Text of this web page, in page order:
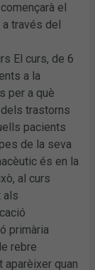
el
través del
El curs, de 6
a la
per a què
dels trastorns
pacients
de la seva
és en la
al curs
als
primària
rebre
aparèixer quan